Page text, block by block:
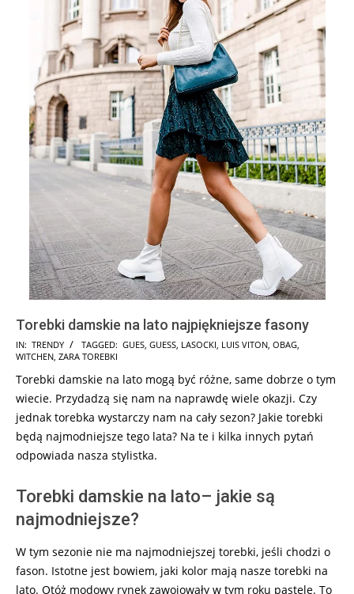
Torebki damskie na lato najpiękniejsze fasony
2025-
06-
20
IN: TRENDY TAGGED: GUES, GUESS, LASOCKI, LUIS VITON, OBAG,
WITCHEN, ZARA TOREBKI
Torebki damskie na lato mogą być różne, same dobrze o tym
wiecie. Przydadzą się nam na naprawdę wiele okazji. Czy
jednak torebka wystarczy nam na cały sezon? Jakie torebki
będą najmodniejsze tego lata? Na te i kilka innych pytań
odpowiada nasza stylistka.
Torebki damskie na lato– jakie są
najmodniejsze?
W tym sezonie nie ma najmodniejszej torebki, jeśli chodzi o
fason. Istotne jest bowiem, jaki kolor mają nasze torebki na
lato. Otóż modowy rynek zawojowały w tym roku pastele. To